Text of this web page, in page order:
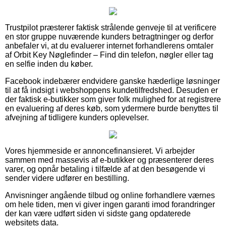
Trustpilot præsterer faktisk strålende genveje til at verificere
en stor gruppe nuværende kunders betragtninger og derfor
anbefaler vi, at du evaluerer internet forhandlerens omtaler
af Orbit Key Nøglefinder – Find din telefon, nøgler eller tag
en selfie inden du køber.
Facebook indebærer endvidere ganske hæderlige løsninger
til at få indsigt i webshoppens kundetilfredshed. Desuden er
der faktisk e-butikker som giver folk mulighed for at registrere
en evaluering af deres køb, som ydermere burde benyttes til
afvejning af tidligere kunders oplevelser.
Vores hjemmeside er annoncefinansieret. Vi arbejder
sammen med massevis af e-butikker og præsenterer deres
varer, og opnår betaling i tilfælde af at den besøgende vi
sender videre udfører en bestilling.
Anvisninger angående tilbud og online forhandlere værnes
om hele tiden, men vi giver ingen garanti imod forandringer
der kan være udført siden vi sidste gang opdaterede
websitets data.